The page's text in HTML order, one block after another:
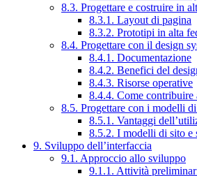
8.3. Progettare e costruire in
8.3.1. Layout di pagina
8.3.2. Prototipi in alta
8.4. Progettare con il design
8.4.1. Documentazione
8.4.2. Benefici del
8.4.3. Risorse operative
8.4.4. Come contribuire
8.5. Progettare con i modelli
8.5.1. Vantaggi
8.5.2. I modelli di sito e
9. Sviluppo dell’interfaccia
9.1. Approccio allo sviluppo
9.1.1. Attività